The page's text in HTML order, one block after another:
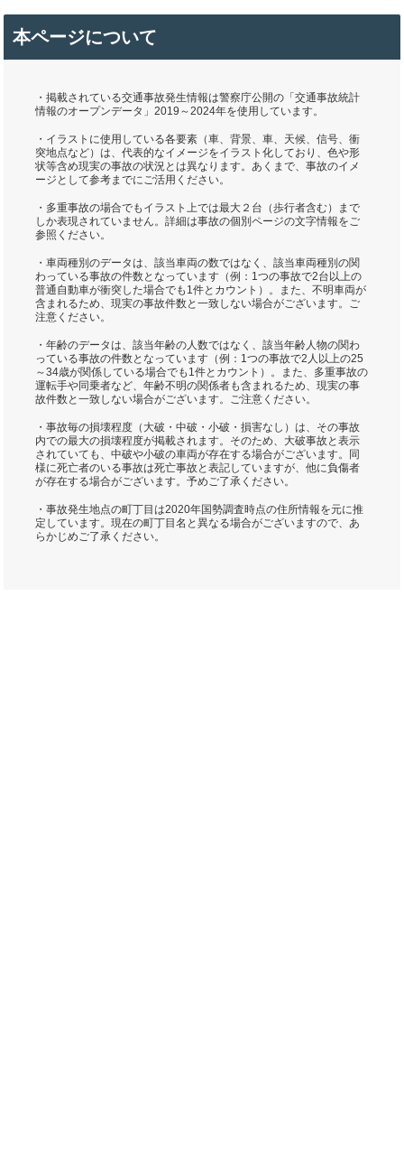
本ページについて
・掲載されている交通事故発生情報は警察庁公開の「交通事故統計
情報のオープンデータ」2019～2024年を使用しています。
・イラストに使用している各要素（車、背景、車、天候、信号、衝
突地点など）は、代表的なイメージをイラスト化しており、色や形
状等含め現実の事故の状況とは異なります。あくまで、事故のイメ
ージとして参考までにご活用ください。
・多重事故の場合でもイラスト上では最大２台（歩行者含む）まで
しか表現されていません。詳細は事故の個別ページの文字情報をご
参照ください。
・車両種別のデータは、該当車両の数ではなく、該当車両種別の関
わっている事故の件数となっています（例：1つの事故で2台以上の
普通自動車が衝突した場合でも1件とカウント）。また、不明車両が
含まれるため、現実の事故件数と一致しない場合がございます。ご
注意ください。
・年齢のデータは、該当年齢の人数ではなく、該当年齢人物の関わ
っている事故の件数となっています（例：1つの事故で2人以上の25
～34歳が関係している場合でも1件とカウント）。また、多重事故の
運転手や同乗者など、年齢不明の関係者も含まれるため、現実の事
故件数と一致しない場合がございます。ご注意ください。
・事故毎の損壊程度（大破・中破・小破・損害なし）は、その事故
内での最大の損壊程度が掲載されます。そのため、大破事故と表示
されていても、中破や小破の車両が存在する場合がございます。同
様に死亡者のいる事故は死亡事故と表記していますが、他に負傷者
が存在する場合がございます。予めご了承ください。
・事故発生地点の町丁目は2020年国勢調査時点の住所情報を元に推
定しています。現在の町丁目名と異なる場合がございますので、あ
らかじめご了承ください。